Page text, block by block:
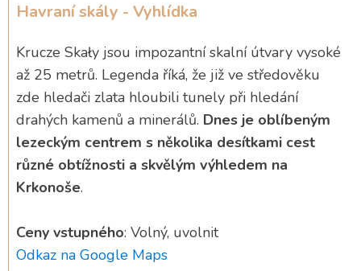
Havraní skály - Vyhlídka
Krucze Skały jsou impozantní skalní útvary vysoké
až 25 metrů. Legenda říká, že již ve středověku
zde hledači zlata hloubili tunely při hledání
drahých kamenů a minerálů. Dnes je oblíbeným
lezeckým centrem s několika desítkami cest
různé obtížnosti a skvělým výhledem na
Krkonoše.
Ceny vstupného: Volný, uvolnit
Odkaz na Google Maps